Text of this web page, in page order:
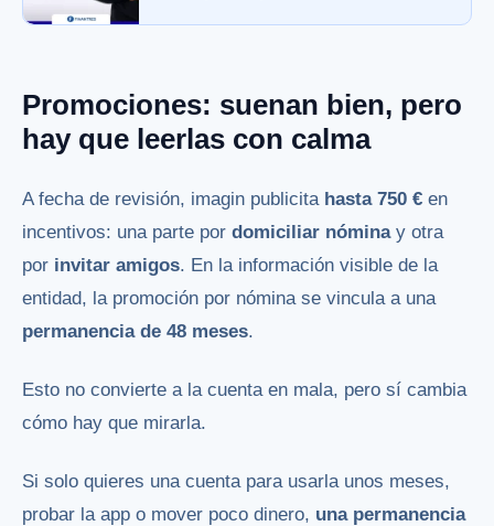
Promociones: suenan bien, pero
hay que leerlas con calma
A fecha de revisión, imagin publicita hasta 750 € en
incentivos: una parte por domiciliar nóminay otra
por invitar amigos. En la información visible de la
entidad, la promoción por nómina se vincula a una
permanencia de 48 meses.
Esto no convierte a la cuenta en mala, pero sí cambia
cómo hay que mirarla.
Si solo quieres una cuenta para usarla unos meses,
probar la app o mover poco dinero, una permanencia